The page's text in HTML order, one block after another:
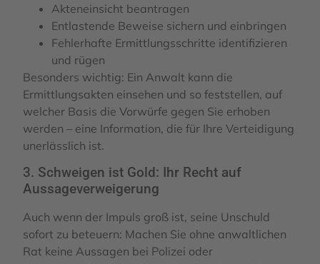
Akteneinsicht beantragen
Entlastende Beweise sichern und einbringen
Fehlerhafte Ermittlungsschritte identifizieren
und rügen
Besonders wichtig: Ein Anwalt kann die
Ermittlungsakten einsehen und so feststellen, auf
welcher Basis die Vorwürfe gegen Sie erhoben
werden – eine Information, die für Ihre Verteidigung
unerlässlich ist.
3. Schweigen ist Gold: Ihr Recht auf
Aussageverweigerung
Auch wenn der Impuls groß ist, seine Unschuld
sofort zu beteuern: Machen Sie ohne anwaltlichen
Rat keine Aussagen bei Polizei oder